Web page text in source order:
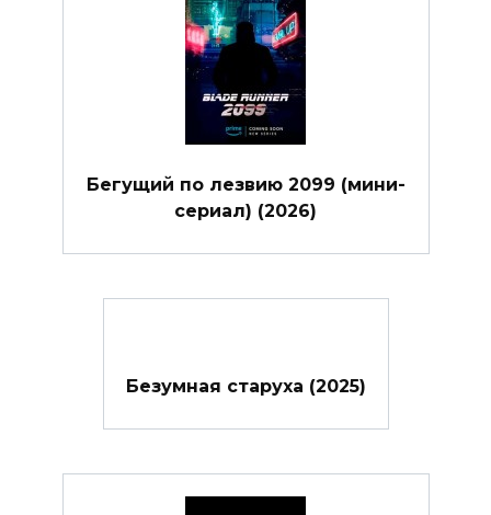
Бегущий по лезвию 2099 (мини-
сериал) (2026)
Безумная старуха (2025)